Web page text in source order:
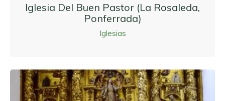
Iglesia Del Buen Pastor (La Rosaleda,
Ponferrada)
Iglesias